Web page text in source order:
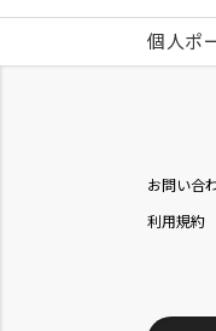
個人ポ
お問い合
利用規約